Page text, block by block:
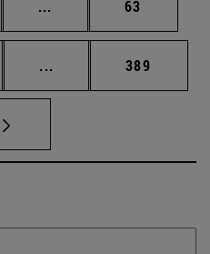
... Páginas intermedias
Página
63
... Páginas intermedias
Página
389